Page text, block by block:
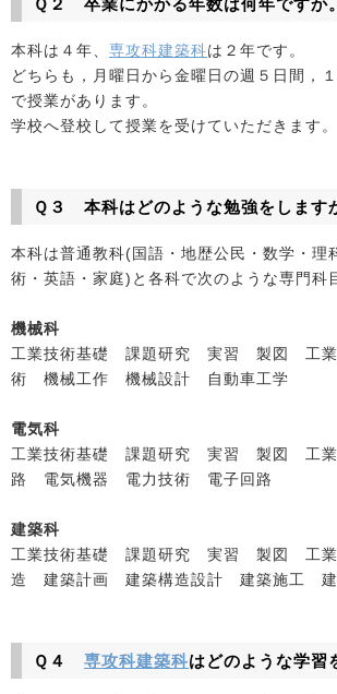
本科は４年、 専攻科建築科は２年です。
どちらも，月曜日から金曜日の週５日間，
で授業があります。
学校へ登校して授業を受けていただきます。
Ｑ３ 本科はどのような勉強をします
本科は普通教科(国語・地歴公民・数学・理
術・英語・家庭)と各科で次のような専門科
機械科
工業技術基礎 課題研究 実習 製図 工
術 機械工作 機械設計 自動車工学
電気科
工業技術基礎 課題研究 実習 製図 工業
路 電気機器 電力技術 電子回路
建築科
工業技術基礎 課題研究 実習 製図 工
造 建築計画 建築構造設計 建築施工 建
Ｑ４ 専攻科建築科はどのような学習